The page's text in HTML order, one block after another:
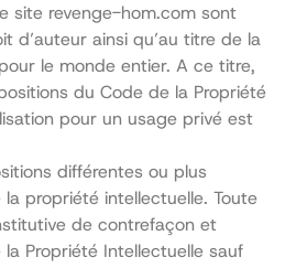
site revenge-hom.com sont
d’auteur ainsi qu’au titre de la
le monde entier. A ce titre,
du Code de la Propriété
pour un usage privé est
différentes ou plus
propriété intellectuelle. Toute
de contrefaçon et
Propriété Intellectuelle sauf